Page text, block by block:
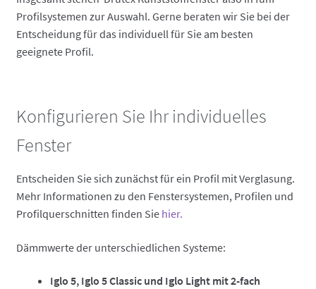
Profilsystemen zur Auswahl. Gerne beraten wir Sie bei der
Entscheidung für das individuell für Sie am besten
geeignete Profil.
Konfigurieren Sie Ihr individuelles
Fenster
Entscheiden Sie sich zunächst für ein Profil mit Verglasung.
Mehr Informationen zu den Fenstersystemen, Profilen und
Profilquerschnitten finden Sie hier.
Dämmwerte der unterschiedlichen Systeme:
Iglo 5, Iglo 5 Classic und Iglo Light mit 2-fach